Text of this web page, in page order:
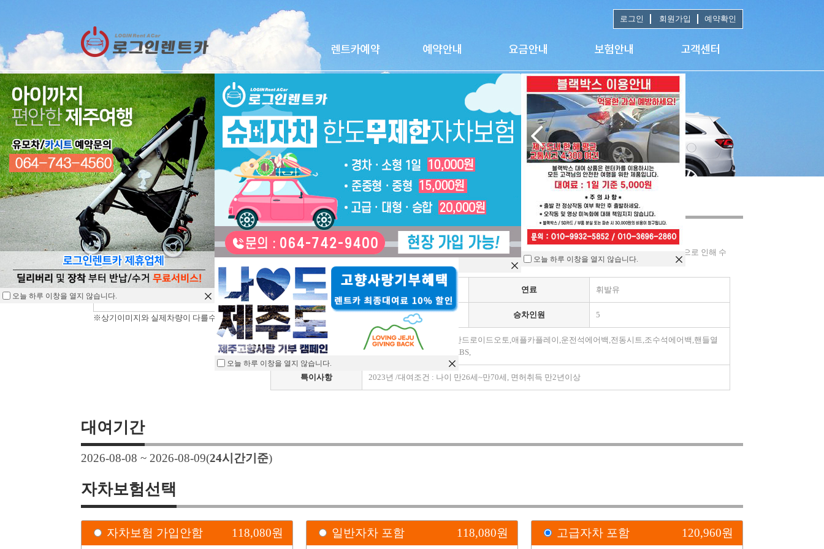
로그인 회원가입 예약확인
렌트카예약
RESERVATION
렌트카 예약하기
※상기이미지와 실제차량이 다를수 있습니다.
포드 브롱코(휘발유)
★★지프-랭글러 차량과 포드 브롱코 차량은 오픈카가 아니며, 천장을 오픈할 수 없습니다. 이용에 참고부탁드리며,고장으로 인해 수
리가 필요한 경우 수리비 전액 고객부담입니다.★★
차종 연료 휘발유
변속기 승차인원 5
모델옵션
가죽시트,금연,시트열선,안드로이드오토,애플카플레이,운전석에어백,전동시트,조수석에어백,핸들열
선,후방센서,후방카메라,ABS,
특이사항 2023년 /대여조건 : 나이 만26세~만70세, 면허취득 만2년이상
대여기간
2026-08-08 ~ 2026-08-09(24시간기준)
자차보험선택
자차보험 가입안함 118,080원 일반자차 포함 118,080원 고급자차 포함 120,960원
오늘 하루 이창을 열지 않습니다.
오늘 하루 이창을 열지 않습니다.
오늘 하루 이창을 열지 않습니다.
오늘 하루 이창을 열지 않습니다.